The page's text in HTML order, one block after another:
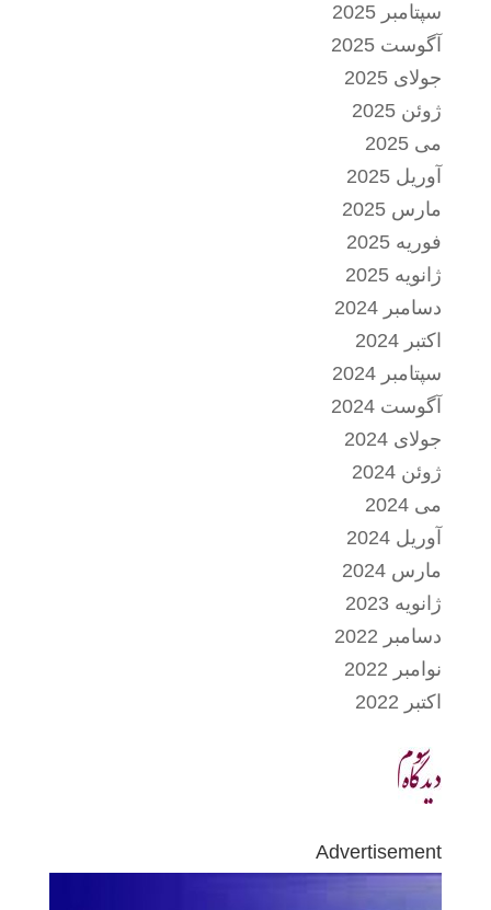
سپتامبر 2025
آگوست 2025
جولای 2025
ژوئن 2025
می 2025
آوریل 2025
مارس 2025
فوریه 2025
ژانویه 2025
دسامبر 2024
اکتبر 2024
سپتامبر 2024
آگوست 2024
جولای 2024
ژوئن 2024
می 2024
آوریل 2024
مارس 2024
ژانویه 2023
دسامبر 2022
نوامبر 2022
اکتبر 2022
Advertisement